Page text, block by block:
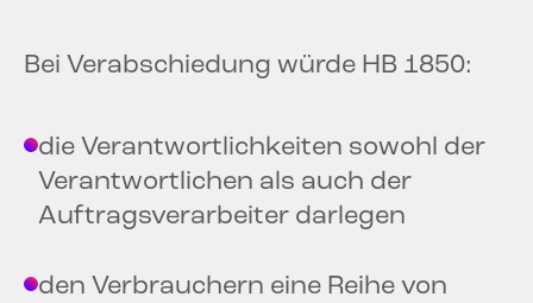
Bei Verabschiedung würde HB 1850:
die Verantwortlichkeiten sowohl der
Verantwortlichen als auch der
Auftragsverarbeiter darlegen
den Verbrauchern eine Reihe von